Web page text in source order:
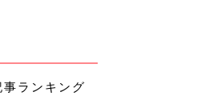
ランキング